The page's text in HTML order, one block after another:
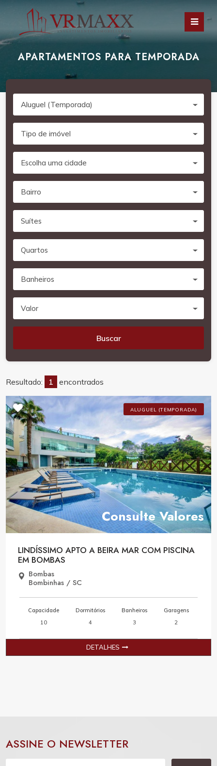
APARTAMENTOS PARA TEMPORADA
Aluguel (Temporada)
Tipo de imóvel
Escolha uma cidade
Bairro
Suítes
Quartos
Banheiros
Valor
Buscar
Resultado: 1 encontrados
ALUGUEL (TEMPORADA)
Consulte Valores
LINDÍSSIMO APTO A BEIRA MAR COM PISCINA
EM BOMBAS
Bombas
Bombinhas / SC
Capacidade
10
Dormitórios
4
Banheiros
3
Garagens
2
DETALHES
ASSINE O NEWSLETTER